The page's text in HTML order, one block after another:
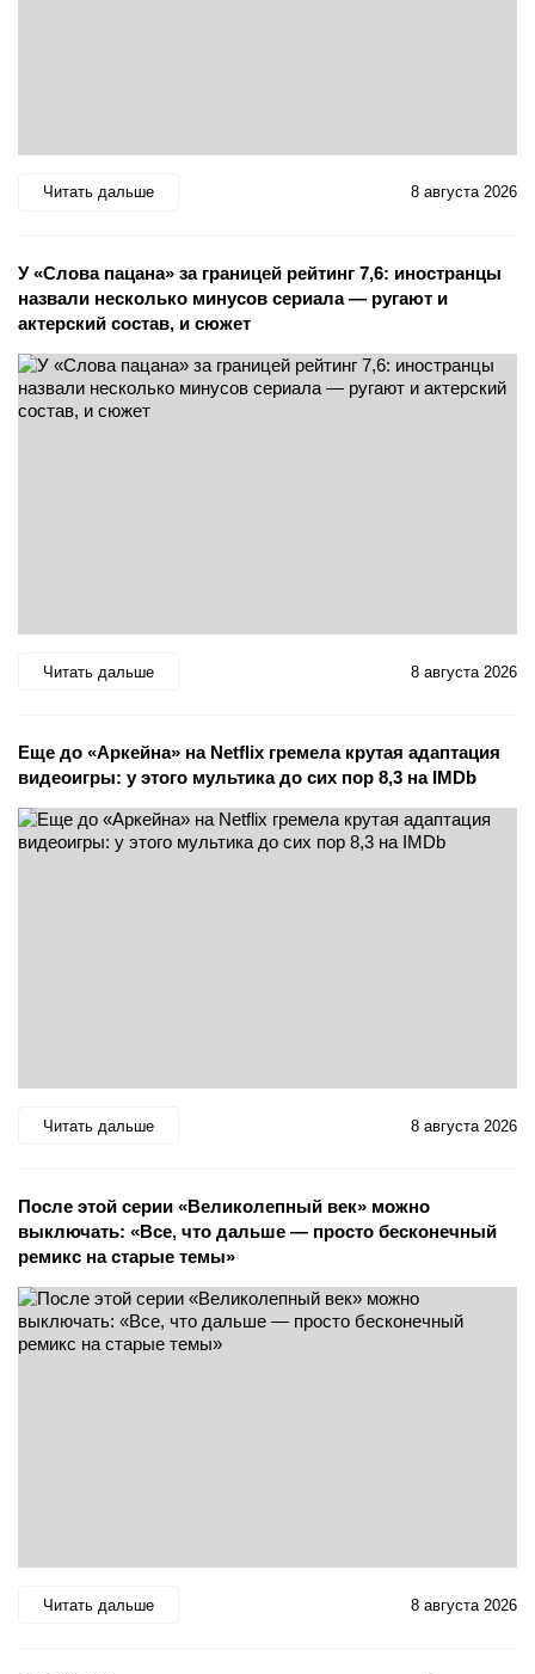
Читать дальше 8 августа 2026
У «Слова пацана» за границей рейтинг 7,6: иностранцы
назвали несколько минусов сериала — ругают и
актерский состав, и сюжет
Читать дальше 8 августа 2026
Еще до «Аркейна» на Netflix гремела крутая адаптация
видеоигры: у этого мультика до сих пор 8,3 на IMDb
Читать дальше 8 августа 2026
После этой серии «Великолепный век» можно
выключать: «Все, что дальше — просто бесконечный
ремикс на старые темы»
Читать дальше 8 августа 2026